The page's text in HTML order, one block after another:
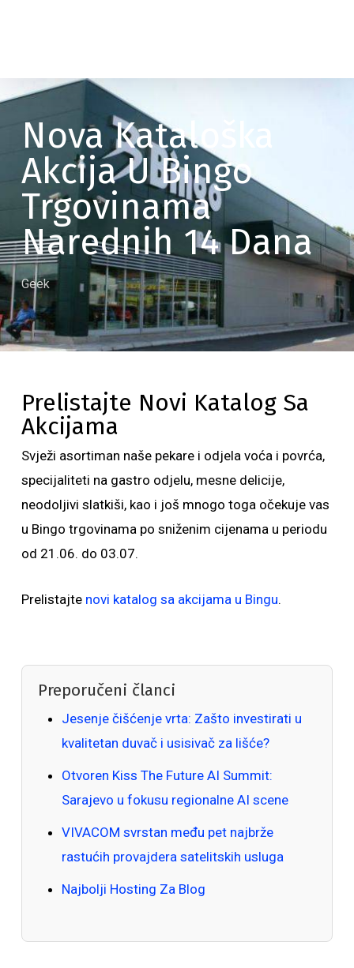
Nova Kataloška
Akcija U Bingo
Trgovinama
Narednih 14 Dana
Geek
Prelistajte Novi Katalog Sa
Akcijama
Svježi asortiman naše pekare i odjela voća i povrća,
specijaliteti na gastro odjelu, mesne delicije,
neodoljivi slatkiši, kao i još mnogo toga očekuje vas
u Bingo trgovinama po sniženim cijenama u periodu
od 21.06. do 03.07.
Prelistajte novi katalog sa akcijama u Bingu.
Preporučeni članci
Jesenje čišćenje vrta: Zašto investirati u
kvalitetan duvač i usisivač za lišće?
Otvoren Kiss The Future AI Summit:
Sarajevo u fokusu regionalne AI scene
VIVACOM svrstan među pet najbrže
rastućih provajdera satelitskih usluga
Najbolji Hosting Za Blog